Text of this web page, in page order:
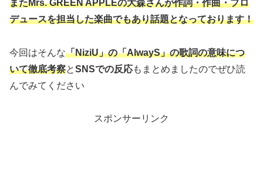
またMrs. GREEN APPLEの大森さんが作詞・作曲・プロ
デュースを担当した楽曲でもあり話題となっております！
今回はそんな「NiziU」の「AlwayS」の歌詞の意味につ
いて徹底考察とSNSでの反応もまとめましたのでぜひ読
んでみてください
スポンサーリンク